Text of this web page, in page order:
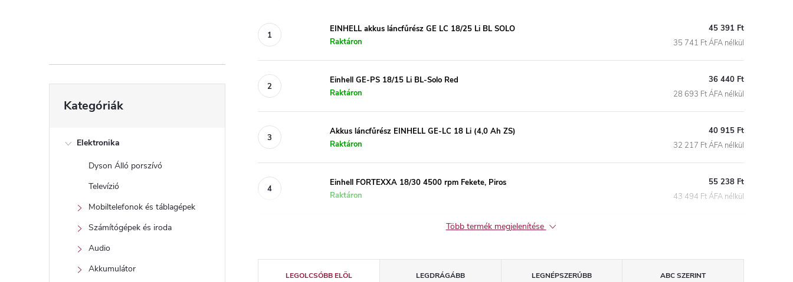
l
sátugrása
Kategóriák
Elektronika
Dyson Álló porszívó
Televízió
Mobiltelefonok és táblagépek
Számítógépek és iroda
Audio
Akkumulátor
EINHELL akkus láncfűrész GE LC 18/25 Li BL SOLO
Raktáron
45 391 Ft
35 741 Ft ÁFA nélkül
Einhell GE-PS 18/15 Li BL-Solo Red
Raktáron
36 440 Ft
28 693 Ft ÁFA nélkül
Akkus láncfűrész EINHELL GE-LC 18 Li (4,0 Ah ZS)
Raktáron
40 915 Ft
32 217 Ft ÁFA nélkül
Einhell FORTEXXA 18/30 4500 rpm Fekete, Piros
Raktáron
55 238 Ft
43 494 Ft ÁFA nélkül
Több termék megjelenítése
LEGOLCSÓBB ELÖL LEGDRÁGÁBB
LEGNÉPSZERŰBB
ABC SZERINT